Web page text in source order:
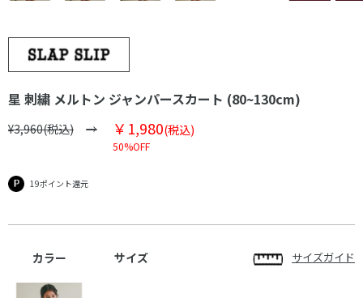
星 刺繍 メルトン ジャンパースカート (80~130cm)
¥3,960(税込) ￥1,980(税込)
50%OFF
19ポイント還元
カラー サイズ サイズガイド